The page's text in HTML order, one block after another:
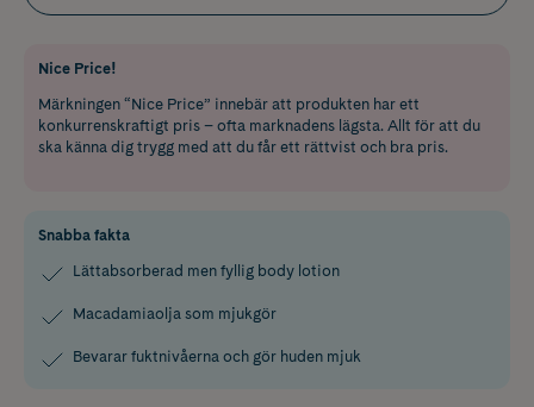
Nice Price!
Märkningen “Nice Price” innebär att produkten har ett
konkurrenskraftigt pris – ofta marknadens lägsta. Allt för att du
ska känna dig trygg med att du får ett rättvist och bra pris.
Snabba fakta
Lättabsorberad men fyllig body lotion
Macadamiaolja som mjukgör
Bevarar fuktnivåerna och gör huden mjuk